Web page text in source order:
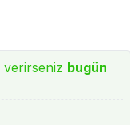
verirseniz bugün